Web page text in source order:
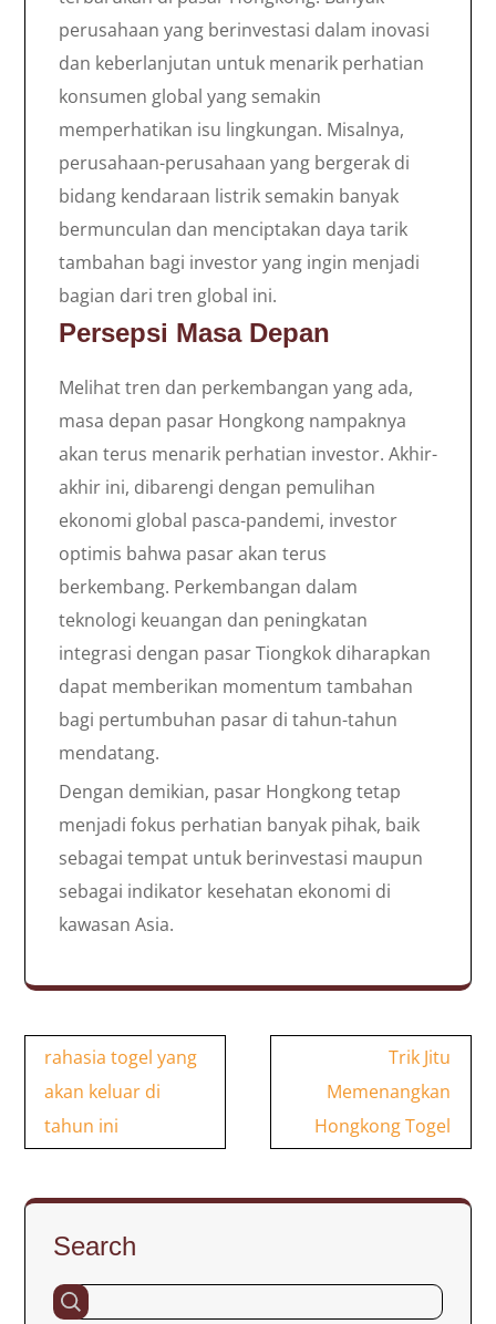
perusahaan yang berinvestasi dalam inovasi
dan keberlanjutan untuk menarik perhatian
konsumen global yang semakin
memperhatikan isu lingkungan. Misalnya,
perusahaan-perusahaan yang bergerak di
bidang kendaraan listrik semakin banyak
bermunculan dan menciptakan daya tarik
tambahan bagi investor yang ingin menjadi
bagian dari tren global ini.
Persepsi Masa Depan
Melihat tren dan perkembangan yang ada,
masa depan pasar Hongkong nampaknya
akan terus menarik perhatian investor. Akhir-
akhir ini, dibarengi dengan pemulihan
ekonomi global pasca-pandemi, investor
optimis bahwa pasar akan terus
berkembang. Perkembangan dalam
teknologi keuangan dan peningkatan
integrasi dengan pasar Tiongkok diharapkan
dapat memberikan momentum tambahan
bagi pertumbuhan pasar di tahun-tahun
mendatang.
Dengan demikian, pasar Hongkong tetap
menjadi fokus perhatian banyak pihak, baik
sebagai tempat untuk berinvestasi maupun
sebagai indikator kesehatan ekonomi di
kawasan Asia.
Post
navigation
rahasia togel yang
akan keluar di
tahun ini
Trik Jitu
Memenangkan
Hongkong Togel
Search